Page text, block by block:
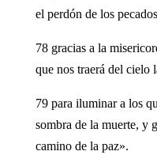
el perdón de los
78 gracias a la
que nos traerá del cielo
79 para iluminar a los
sombra de la muerte, y
camino de la paz».